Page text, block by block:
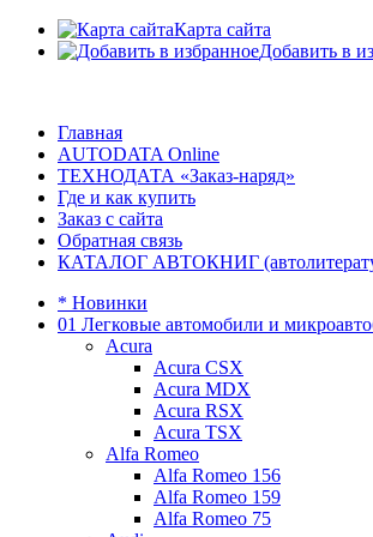
Карта сайта
Добавить в
Главная
AUTODATA Online
ТЕХНОДАТА «Заказ-наряд»
Где и как купить
Заказ с сайта
Обратная связь
КАТАЛОГ АВТОКНИГ (автолитература
* Новинки
01 Легковые автомобили и
Acura
Acura CSX
Acura MDX
Acura RSX
Acura TSX
Alfa Romeo
Alfa Romeo 156
Alfa Romeo 159
Alfa Romeo 75